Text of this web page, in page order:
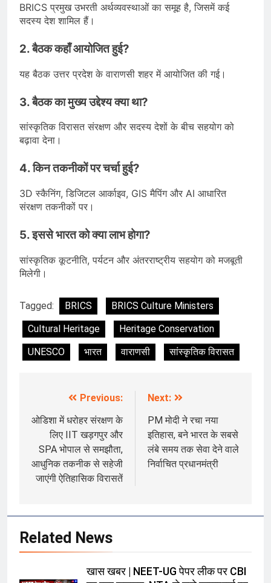
BRICS प्रमुख उभरती अर्थव्यवस्थाओं का समूह है, जिसमें कई
सदस्य देश शामिल हैं।
2. बैठक कहाँ आयोजित हुई?
यह बैठक उत्तर प्रदेश के वाराणसी शहर में आयोजित की गई।
3. बैठक का मुख्य उद्देश्य क्या था?
सांस्कृतिक विरासत संरक्षण और सदस्य देशों के बीच सहयोग को
बढ़ावा देना।
4. किन तकनीकों पर चर्चा हुई?
3D स्कैनिंग, डिजिटल आर्काइव, GIS मैपिंग और AI आधारित
संरक्षण तकनीकों पर।
5. इससे भारत को क्या लाभ होगा?
सांस्कृतिक कूटनीति, पर्यटन और अंतरराष्ट्रीय सहयोग को मजबूती
मिलेगी।
Tagged: BRICS
BRICS Culture Ministers
Cultural Heritage
Heritage Conservation
UNESCO
भारत वाराणसी सांस्कृतिक विरासत
navigation
Previous:
ओडिशा में धरोहर संरक्षण के
लिए IIT खड़गपुर और
SPA भोपाल से समझौता,
आधुनिक तकनीक से सहेजी
जाएंगी ऐतिहासिक विरासतें
Next:
PM मोदी ने रचा नया
इतिहास, बने भारत के सबसे
लंबे समय तक सेवा देने वाले
निर्वाचित प्रधानमंत्री
Related News
खास खबर | NEET-UG पेपर लीक पर CBI